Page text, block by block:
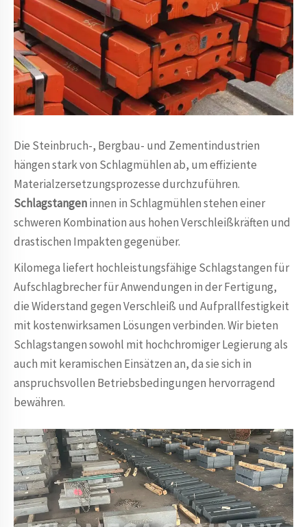
Die Steinbruch-, Bergbau- und Zementindustrien
hängen stark von Schlagmühlen ab, um effiziente
Materialzersetzungsprozesse durchzuführen.
Schlagstangeninnen in Schlagmühlen stehen einer
schweren Kombination aus hohen Verschleißkräften und
drastischen Impakten gegenüber.
Kilomega liefert hochleistungsfähige Schlagstangen für
Aufschlagbrecher für Anwendungen in der Fertigung,
die Widerstand gegen Verschleiß und Aufprallfestigkeit
mit kostenwirksamen Lösungen verbinden. Wir bieten
Schlagstangen sowohl mit hochchromiger Legierung als
auch mit keramischen Einsätzen an, da sie sich in
anspruchsvollen Betriebsbedingungen hervorragend
bewähren.